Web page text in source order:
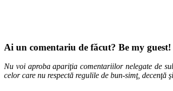
Ai un comentariu de făcut? Be my guest!
Nu voi aproba apariţia comentariilor nelegate de
celor care nu respectă regulile de bun-simţ, decenţă